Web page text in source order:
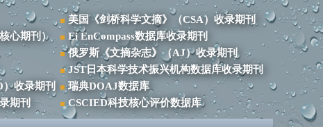
心期刊）
收录期刊
期刊
美国《剑桥科学文摘》（CSA）收录期刊
Ei EnCompass数据库收录期刊
俄罗斯《文摘杂志》（AJ）收录期刊
JST日本科学技术振兴机构数据库收录期刊
瑞典DOAJ数据库
CSCIED科技核心评价数据库